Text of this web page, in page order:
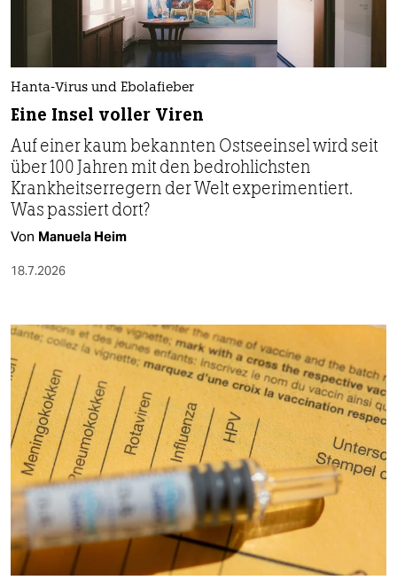
Hanta-Virus und Ebolafieber
Eine Insel voller Viren
Auf einer kaum bekannten Ostseeinsel wird seit
über 100 Jahren mit den bedrohlichsten
Krankheitserregern der Welt experimentiert.
Was passiert dort?
Von Manuela Heim
18.7.2026